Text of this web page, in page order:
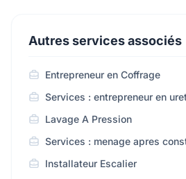
Autres services associés
Entrepreneur en Coffrage
Services : entrepreneur en
Lavage A Pression
Services : menage apres
Installateur Escalier